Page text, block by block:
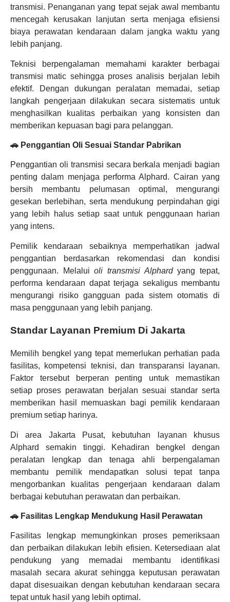
transmisi. Penanganan yang tepat sejak awal membantu
mencegah kerusakan lanjutan serta menjaga efisiensi
biaya perawatan kendaraan dalam jangka waktu yang
lebih panjang.
Teknisi berpengalaman memahami karakter berbagai
transmisi matic sehingga proses analisis berjalan lebih
efektif. Dengan dukungan peralatan memadai, setiap
langkah pengerjaan dilakukan secara sistematis untuk
menghasilkan kualitas perbaikan yang konsisten dan
memberikan kepuasan bagi para pelanggan.
🚗 Penggantian Oli Sesuai Standar Pabrikan
Penggantian oli transmisi secara berkala menjadi bagian
penting dalam menjaga performa Alphard. Cairan yang
bersih membantu pelumasan optimal, mengurangi
gesekan berlebihan, serta mendukung perpindahan gigi
yang lebih halus setiap saat untuk penggunaan harian
yang intens.
Pemilik kendaraan sebaiknya memperhatikan jadwal
penggantian berdasarkan rekomendasi dan kondisi
penggunaan. Melaluioli transmisi Alphardyang tepat,
performa kendaraan dapat terjaga sekaligus membantu
mengurangi risiko gangguan pada sistem otomatis di
masa penggunaan yang lebih panjang.
Standar Layanan Premium Di Jakarta
Memilih bengkel yang tepat memerlukan perhatian pada
fasilitas, kompetensi teknisi, dan transparansi layanan.
Faktor tersebut berperan penting untuk memastikan
setiap proses perawatan berjalan sesuai standar serta
memberikan hasil memuaskan bagi pemilik kendaraan
premium setiap harinya.
Di area Jakarta Pusat, kebutuhan layanan khusus
Alphard semakin tinggi. Kehadiran bengkel dengan
peralatan lengkap dan tenaga ahli berpengalaman
membantu pemilik mendapatkan solusi tepat tanpa
mengorbankan kualitas pengerjaan kendaraan dalam
berbagai kebutuhan perawatan dan perbaikan.
🚗 Fasilitas Lengkap Mendukung Hasil Perawatan
Fasilitas lengkap memungkinkan proses pemeriksaan
dan perbaikan dilakukan lebih efisien. Ketersediaan alat
pendukung yang memadai membantu identifikasi
masalah secara akurat sehingga keputusan perawatan
dapat disesuaikan dengan kebutuhan kendaraan secara
tepat untuk hasil yang lebih optimal.